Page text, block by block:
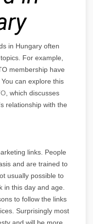
in Hungary often
For example,
membership have
can explore this
, which discusses
relationship with the
links. People
and are trained to
usually possible to
in this day and age.
to follow the links
Surprisingly most
and will be more